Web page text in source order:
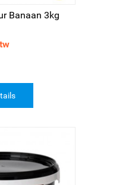
Banaan 3kg